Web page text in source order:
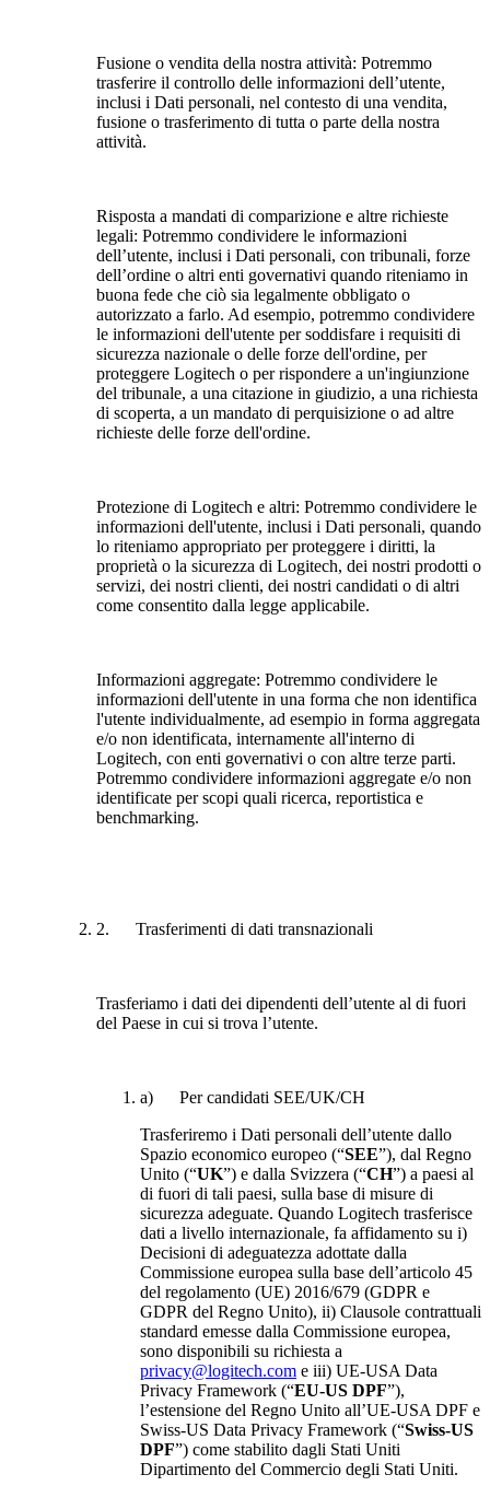
Fusione o vendita della nostra attività: Potremmo
trasferire il controllo delle informazioni dell’utente,
inclusi i Dati personali, nel contesto di una vendita,
fusione o trasferimento di tutta o parte della nostra
attività.
Risposta a mandati di comparizione e altre richieste
legali: Potremmo condividere le informazioni
dell’utente, inclusi i Dati personali, con tribunali, forze
dell’ordine o altri enti governativi quando riteniamo in
buona fede che ciò sia legalmente obbligato o
autorizzato a farlo. Ad esempio, potremmo condividere
le informazioni dell'utente per soddisfare i requisiti di
sicurezza nazionale o delle forze dell'ordine, per
proteggere Logitech o per rispondere a un'ingiunzione
del tribunale, a una citazione in giudizio, a una richiesta
di scoperta, a un mandato di perquisizione o ad altre
richieste delle forze dell'ordine.
Protezione di Logitech e altri: Potremmo condividere le
informazioni dell'utente, inclusi i Dati personali, quando
lo riteniamo appropriato per proteggere i diritti, la
proprietà o la sicurezza di Logitech, dei nostri prodotti o
servizi, dei nostri clienti, dei nostri candidati o di altri
come consentito dalla legge applicabile.
Informazioni aggregate: Potremmo condividere le
informazioni dell'utente in una forma che non identifica
l'utente individualmente, ad esempio in forma aggregata
e/o non identificata, internamente all'interno di
Logitech, con enti governativi o con altre terze parti.
Potremmo condividere informazioni aggregate e/o non
identificate per scopi quali ricerca, reportistica e
benchmarking.
2. Trasferimenti di dati transnazionali
Trasferiamo i dati dei dipendenti dell’utente al di fuori
del Paese in cui si trova l’utente.
a) Per candidati SEE/UK/CH
Trasferiremo i Dati personali dell’utente dallo
Spazio economico europeo (“SEE”), dal Regno
Unito (“UK”) e dalla Svizzera (“CH”) a paesi al
di fuori di tali paesi, sulla base di misure di
sicurezza adeguate. Quando Logitech trasferisce
dati a livello internazionale, fa affidamento su i)
Decisioni di adeguatezza adottate dalla
Commissione europea sulla base dell’articolo 45
del regolamento (UE) 2016/679 (GDPR e
GDPR del Regno Unito), ii) Clausole contrattuali
standard emesse dalla Commissione europea,
sono disponibili su richiesta a
privacy@logitech.com e iii) UE-USA Data
Privacy Framework (“EU-US DPF”),
l’estensione del Regno Unito all’UE-USA DPF e
Swiss-US Data Privacy Framework (“Swiss-US
DPF”) come stabilito dagli Stati Uniti
Dipartimento del Commercio degli Stati Uniti.